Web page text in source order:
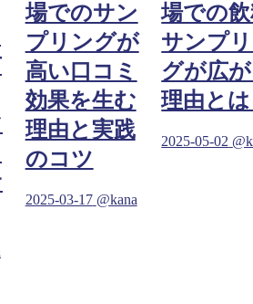
場でのサン
プリングが
高い口コミ
効果を生む
理由と実践
のコツ
2025-03-17 @kana
場での
サンプ
グが広
理由と
2025-05-02